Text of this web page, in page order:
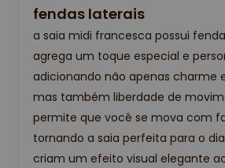
fendas laterais
a saia midi francesca possui
agrega um toque especial e
adicionando não apenas charme
mas também liberdade de
permite que você se mova com
tornando a saia perfeita para o
criam um efeito visual elegante